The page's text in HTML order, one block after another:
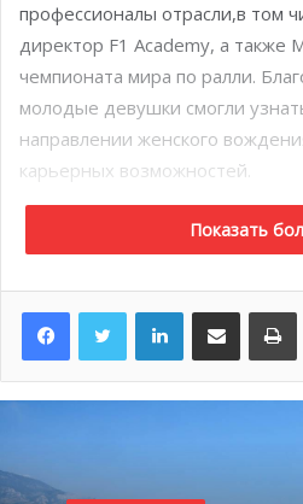
профессионалы отрасли,в том
директор F1 Academy, а
чемпионата мира по ралли.
молодые девушки смогли
направлении женского
карьерных возможностей.
Показать
LinkedInПоделиться по электронной почте